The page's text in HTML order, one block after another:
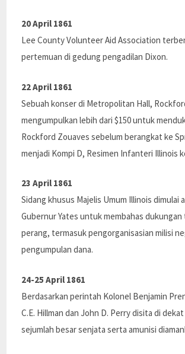
20 April 1861
Lee County Volunteer Aid Association
pertemuan di gedung pengadilan Dixon.
22 April 1861
Sebuah konser di Metropolitan Hall,
mengumpulkan lebih dari $150 untuk
Rockford Zouaves sebelum berangkat ke
menjadi Kompi D, Resimen Infanteri Illinois
23 April 1861
Sidang khusus Majelis Umum Illinois dimulai
Gubernur Yates untuk membahas dukungan
perang, termasuk pengorganisasian milisi
pengumpulan dana.
24-25 April 1861
Berdasarkan perintah Kolonel Benjamin
C.E. Hillman dan John D. Perry disita di
sejumlah besar senjata serta amunisi